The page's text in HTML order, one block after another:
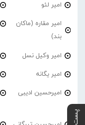
امیر لئو
امیر مقاره (ماکان
بند)
امیر وکیل نسل
امیر یگانه
امیرحسین ادیبی